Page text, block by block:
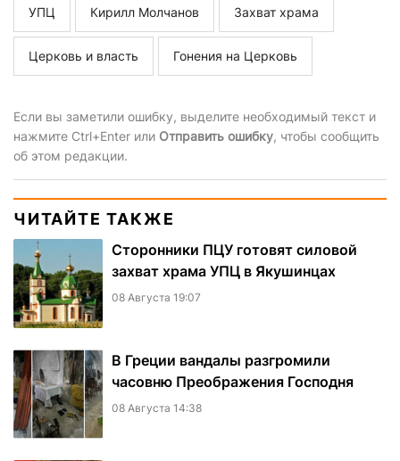
УПЦ Кирилл Молчанов Захват храма
Церковь и власть Гонения на Церковь
Если вы заметили ошибку, выделите необходимый текст и
нажмите Ctrl+Enter или Отправить ошибку, чтобы сообщить
об этом редакции.
ЧИТАЙТЕ ТАКЖЕ
Сторонники ПЦУ готовят силовой
захват храма УПЦ в Якушинцах
08 Августа 19:07
В Греции вандалы разгромили
часовню Преображения Господня
08 Августа 14:38